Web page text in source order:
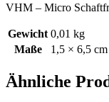
VHM – Micro
Gewicht 0,01 kg
Maße
1,5 × 6,5 cm
Ähnliche